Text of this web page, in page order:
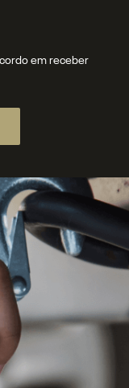
em receber